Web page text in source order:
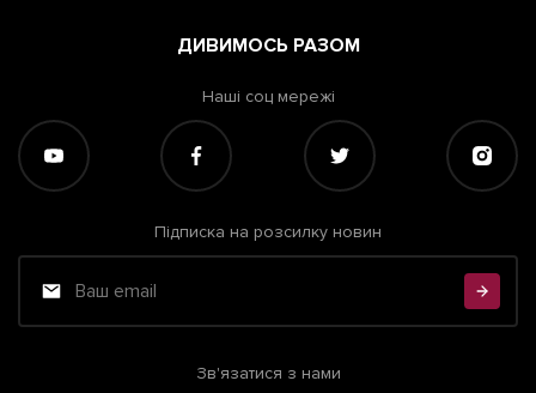
ДИВИМОСЬ РАЗОМ
Наші соц мережі
Підписка на розсилку новин
Зв'язатися з нами